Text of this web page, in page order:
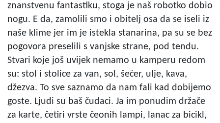
znanstvenu fantastiku, stoga je naš robotko dobio
nogu. E da, zamolili smo i obitelj osa da se iseli iz
naše klime jer im je istekla stanarina, pa su se bez
pogovora preselili s vanjske strane, pod tendu.
Stvari koje još uvijek nemamo u kamperu redom
su: stol i stolice za van, sol, šećer, ulje, kava,
džezva. To sve saznamo da nam fali kad dobijemo
goste. Ljudi su baš čudaci. Ja im ponudim držače
za karte, četiri vrste čeonih lampi, lanac za bicikl,